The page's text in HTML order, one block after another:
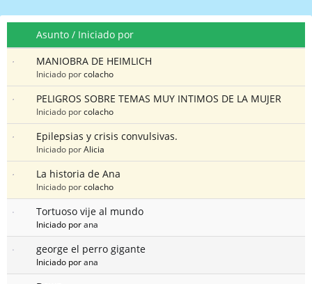
Asunto / Iniciado por
MANIOBRA DE HEIMLICH
Iniciado porcolacho
PELIGROS SOBRE TEMAS MUY INTIMOS DE LA MUJER
Iniciado porcolacho
Epilepsias y crisis convulsivas.
Iniciado porAlicia
La historia de Ana
Iniciado porcolacho
Tortuoso vije al mundo
Iniciado porana
george el perro gigante
Iniciado porana